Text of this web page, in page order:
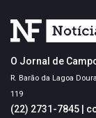
O Jornal de
R. Barão da Lagoa
119
(22) 2731-7845